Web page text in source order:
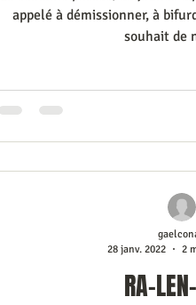
appelé à démissionner, à
souhait de
RA-
28 janv. 2022
2